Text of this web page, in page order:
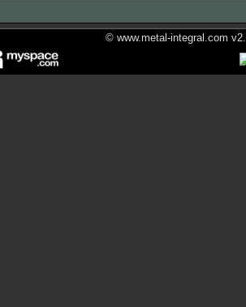
© www.metal-integral.com